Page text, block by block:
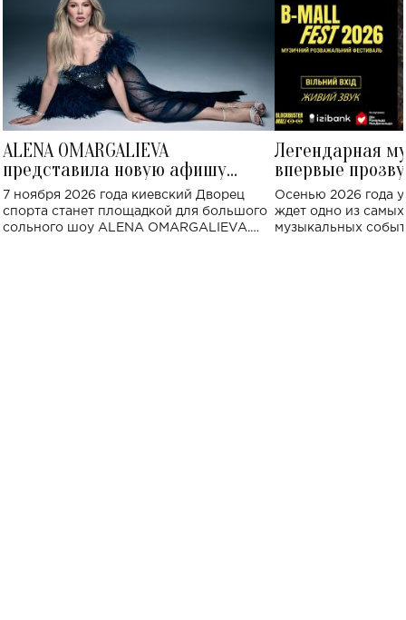
ALENA OMARGALIEVA
представила новую афишу
большого концерта во Дворце
спорта
7 ноября 2026 года киевский Дворец
спорта станет площадкой для большого
сольного шоу ALENA OMARGALIEVA.
Легендарная
впервые
Украине: где
Осенью 2026 года
ждет одно из
музыкальных